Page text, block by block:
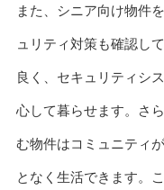
また、シニア向け物件
ュリティ対策も確認し
良く、セキュリティシ
心して暮らせます。さ
む物件はコミュニティ
となく生活できます。